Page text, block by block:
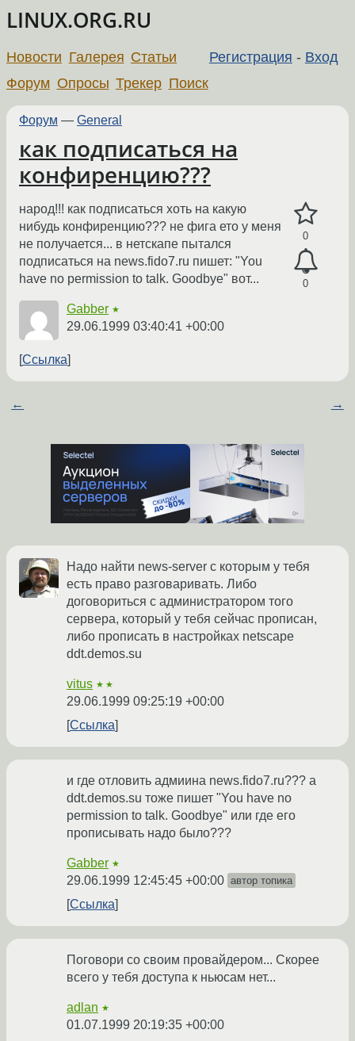
LINUX.ORG.RU
Регистрация - Вход
Новости Галерея Статьи
Форум Опросы Трекер Поиск
Форум — General
как подписаться на
конфиренцию???
0
0
народ!!! как подписаться хоть на какую
нибудь конфиренцию??? не фига ето у меня
не получается... в нетскапе пытался
подписаться на news.fido7.ru пишет: "You
have no permission to talk. Goodbye" вот...
Gabber ★
29.06.1999 03:40:41 +00:00
Ссылка
← →
Надо найти news-server с которым у тебя
есть право разговаривать. Либо
договориться с администратором того
сервера, который у тебя сейчас прописан,
либо прописать в настройках netscape
ddt.demos.su
vitus ★★
29.06.1999 09:25:19 +00:00
Ссылка
и где отловить адмиина news.fido7.ru??? а
ddt.demos.su тоже пишет "You have no
permission to talk. Goodbye" или где его
прописывать надо было???
Gabber ★
29.06.1999 12:45:45 +00:00 автор топика
Ссылка
Поговори со своим провайдером... Скорее
всего у тебя доступа к ньюсам нет...
adlan ★
01.07.1999 20:19:35 +00:00